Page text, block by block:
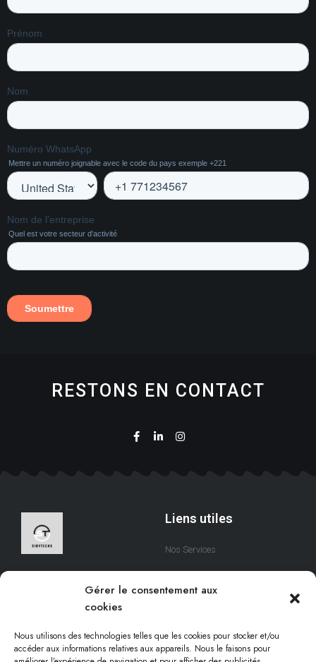
Gérer le consentement aux
cookies
Nous utilisons des technologies telles que les cookies pour stocker et/ou
accéder aux informations relatives aux appareils. Nous le faisons pour
RESTONS EN CONTACT
qui s’efforce de créer des
solutions digitales qui
Liens utiles
Nos Services
A Propos